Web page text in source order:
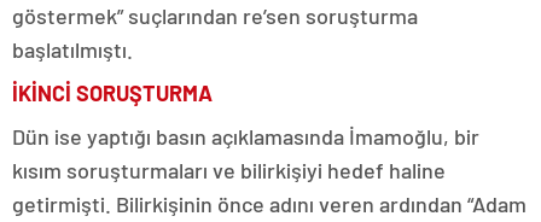
göstermek” suçlarından re’sen soruşturma
başlatılmıştı.
İKİNCİ SORUŞTURMA
Dün ise yaptığı basın açıklamasında İmamoğlu, bir
kısım soruşturmaları ve bilirkişiyi hedef haline
getirmişti. Bilirkişinin önce adını veren ardından “Adam